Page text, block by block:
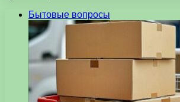
Бытовые вопросы